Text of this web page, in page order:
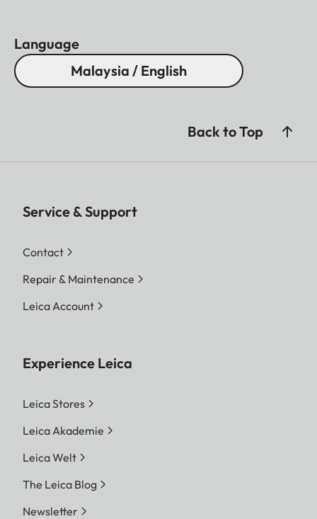
Language
Malaysia / English
Back to Top
Service & Support
Contact
Repair & Maintenance
Leica Account
Experience Leica
Leica Stores
Leica Akademie
Leica Welt
The Leica Blog
Newsletter